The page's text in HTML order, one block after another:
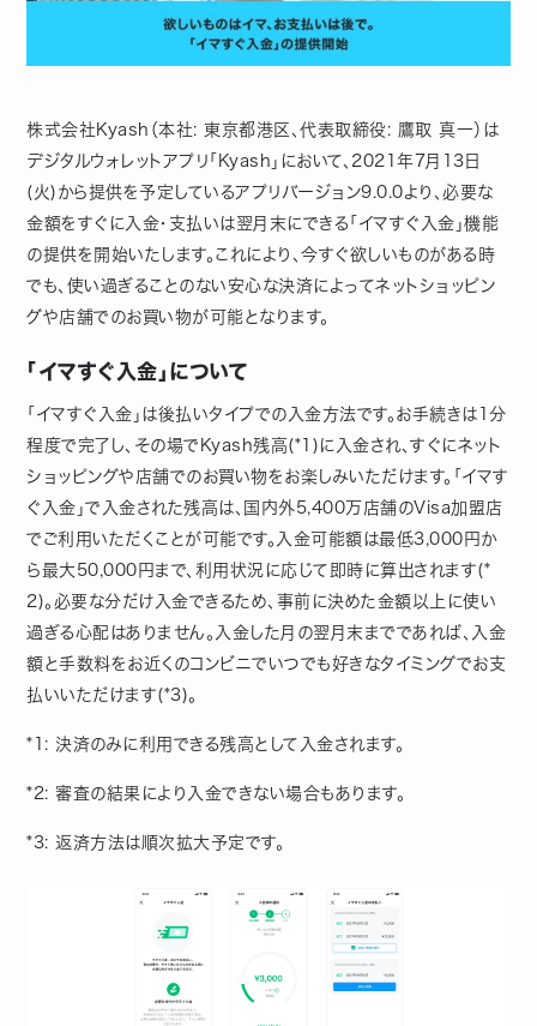
株式会社Kyash（本社: 東京都港区、代表取締役: 鷹取 真一）は
デジタルウォレットアプリ「Kyash」において、2021年7月13日
(火)から提供を予定しているアプリバージョン9.0.0より、必要な
金額をすぐに入金・支払いは翌月末にできる「イマすぐ入金」機能
の提供を開始いたします。これにより、今すぐ欲しいものがある時
でも、使い過ぎることのない安心な決済によってネットショッピン
グや店舗でのお買い物が可能となります。
「イマすぐ入金」について
「イマすぐ入金」は後払いタイプでの入金方法です。お手続きは1分
程度で完了し、その場でKyash残高(*1)に入金され、すぐにネット
ショッピングや店舗でのお買い物をお楽しみいただけます。「イマす
ぐ入金」で入金された残高は、国内外5,400万店舗のVisa加盟店
でご利用いただくことが可能です。入金可能額は最低3,000円か
ら最大50,000円まで、利用状況に応じて即時に算出されます(*
2)。必要な分だけ入金できるため、事前に決めた金額以上に使い
過ぎる心配はありません。入金した月の翌月末までであれば、入金
額と手数料をお近くのコンビニでいつでも好きなタイミングでお支
払いいただけます(*3)。
*1: 決済のみに利用できる残高として入金されます。
*2: 審査の結果により入金できない場合もあります。
*3: 返済方法は順次拡大予定です。